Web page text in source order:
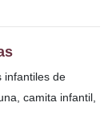
infantiles de
camita infantil,